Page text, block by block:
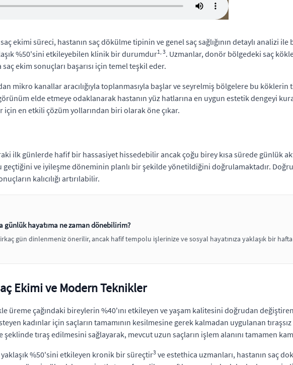
ekimi süreci, hastanın saç dökülme tipinin ve genel saç sağlığının detaylı analizi
%50'sini etkileyebilen klinik bir durumdur1, 3. Uzmanlar, donör bölgedeki saç
ekim sonuçları başarısı için temel teşkil eder.
mikro kanallar aracılığıyla toplanmasıyla başlar ve seyrelmiş bölgelere bu
elde etmeye odaklanarak hastanın yüz hatlarına en uygun estetik dengeyi
için en etkili çözüm yollarından biri olarak öne çıkar.
ilk günlerde hafif bir hassasiyet hissedebilir ancak çoğu birey kısa sürede günlük
ve iyileşme döneminin planlı bir şekilde yönetildiğini doğrulamaktadır.
kalıcılığı artırılabilir.
günlük hayatıma ne zaman dönebilirim?
gün dinlenmeniz önerilir, ancak hafif tempolu işlerinize ve sosyal hayatınıza yaklaşık bir
Ekimi ve Modern Teknikler
üreme çağındaki bireylerin %40'ını etkileyen ve yaşam kalitesini doğrudan
kadınlar için saçların tamamının kesilmesine gerek kalmadan uygulanan
şeklinde tıraş edilmesini sağlayarak, mevcut uzun saçların işlem alanını tamamen
%50'sini etkileyen kronik bir süreçtir3 ve estethica uzmanları, hastanın saç